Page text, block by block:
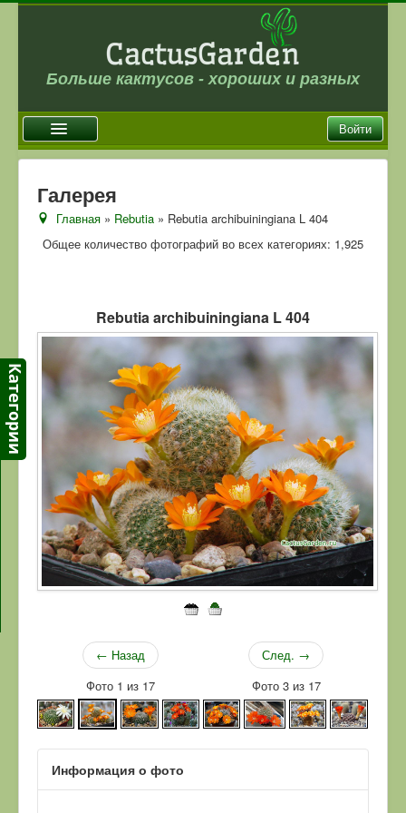
Больше кактусов - хороших и разных
Войти
Новости
Галерея
Отзывы
Ссылки
Контакты
Галерея
Главная » Rebutia » Rebutia archibuiningiana L 404
Общее количество фотографий во всех категориях: 1,925
Rebutia archibuiningiana L 404
← Назад
Фото 1 из 17
След. →
Фото 3 из 17
Информация о фото